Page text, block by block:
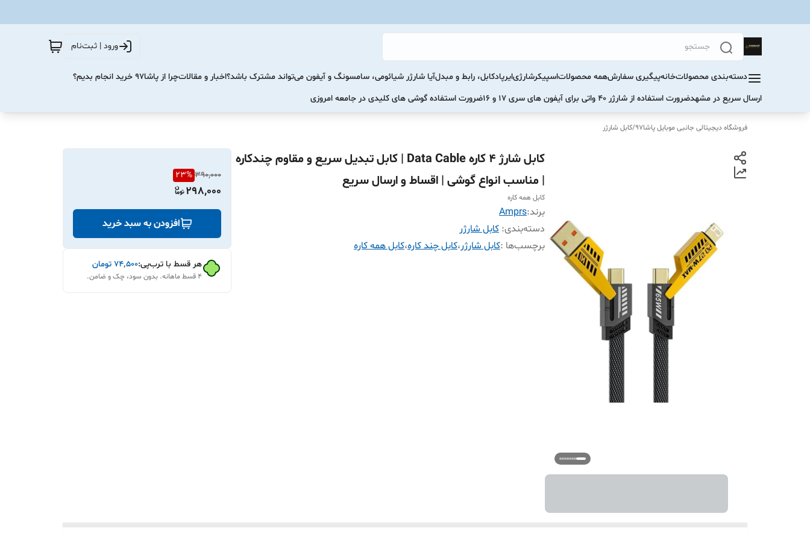
ورود | ثبت‌نام
دسته‌بندی محصولاتخانهپیگیری سفارشهمه محصولاتاسپیکرشارژیایرپادکابل، رابط و مبدلآیا شارژر شیائومی، سامسونگ و آیفون می‌تواند مشترک باشد؟اخبار و مقالاتچرا از پاشا۹۷ خرید انجام بدیم؟
ارسال سریع در مشهدضرورت استفاده از شارژر ۴۰ واتی برای آیفون های سری ۱۷ و ۱۶ ضرورت استفاده گوشی های کلیدی در جامعه امروزی
فروشگاه دیجیتالی جانبی موبایل پاشا97 /کابل شارژر
کابل شارژ 4 کاره Data Cable | کابل تبدیل سریع و مقاوم چندکاره
| مناسب انواع گوشی | اقساط و ارسال سریع
کابل همه کاره
برند:Amprs
دسته‌بندی: کابل شارژر
برچسب‌ها :کابل شارژر،کابل چند کاره،کابل همه کاره
390,000
23%
298,000
افزودن به سبد خرید
هر قسط با ترب‌پی:۷۴٬۵۰۰ تومان
۴ قسط ماهانه. بدون سود، چک و ضامن.